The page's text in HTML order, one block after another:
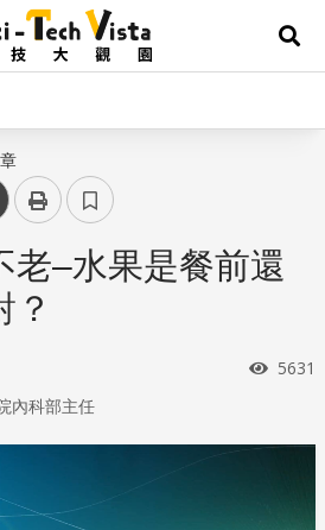
展
老–水果是餐前還
？
瀏覽
5631
內科部主任